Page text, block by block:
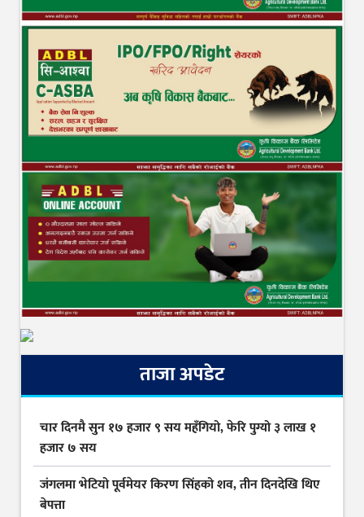
ताजा अपडेट
चार दिनमै सुन १७ हजार ९ सय महँगियो, फेरि पुग्यो ३ लाख १
हजार ७ सय
जंगलमा भेटियो पूर्वमेयर किरण सिंहको शव, तीन दिनदेखि थिए
बेपत्ता